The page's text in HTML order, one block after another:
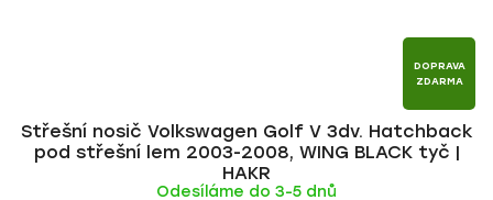
DOPRAVA
ZDARMA
Střešní nosič Volkswagen Golf V 3dv. Hatchback
pod střešní lem 2003-2008, WING BLACK tyč |
HAKR
Odesíláme do 3-5 dnů